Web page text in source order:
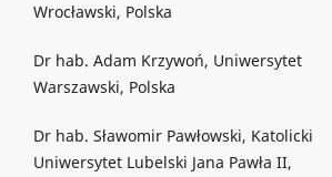
Wrocławski, Polska
Dr hab. Adam Krzywoń, Uniwersytet
Warszawski, Polska
Dr hab. Sławomir Pawłowski, Katolicki
Uniwersytet Lubelski Jana Pawła II,